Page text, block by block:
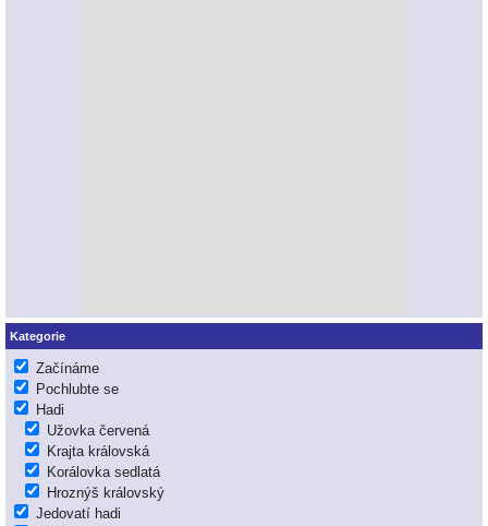
Kategorie
Začínáme
Pochlubte se
Hadi
Užovka červená
Krajta královská
Korálovka sedlatá
Hroznýš královský
Jedovatí hadi